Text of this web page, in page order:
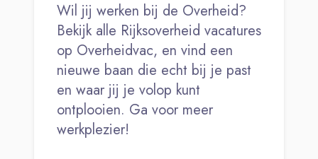
Wil jij werken bij de Overheid?
Bekijk alle Rijksoverheid vacatures
op Overheidvac, en vind een
nieuwe baan die echt bij je past
en waar jij je volop kunt
ontplooien. Ga voor meer
werkplezier!